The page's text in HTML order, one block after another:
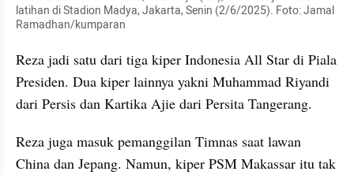
latihan di Stadion Madya, Jakarta, Senin (2/6/2025). Foto: Jamal
Ramadhan/kumparan
Reza jadi satu dari tiga kiper Indonesia All Star di Piala
Presiden. Dua kiper lainnya yakni Muhammad Riyandi
dari Persis dan Kartika Ajie dari Persita Tangerang.
Reza juga masuk pemanggilan Timnas saat lawan
China dan Jepang. Namun, kiper PSM Makassar itu tak